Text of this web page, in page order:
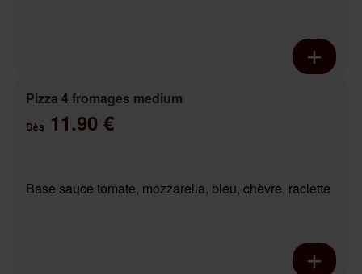
Pizza 4 fromages medium
Dès 11.90 €
Base sauce tomate, mozzarella, bleu, chèvre, raclette